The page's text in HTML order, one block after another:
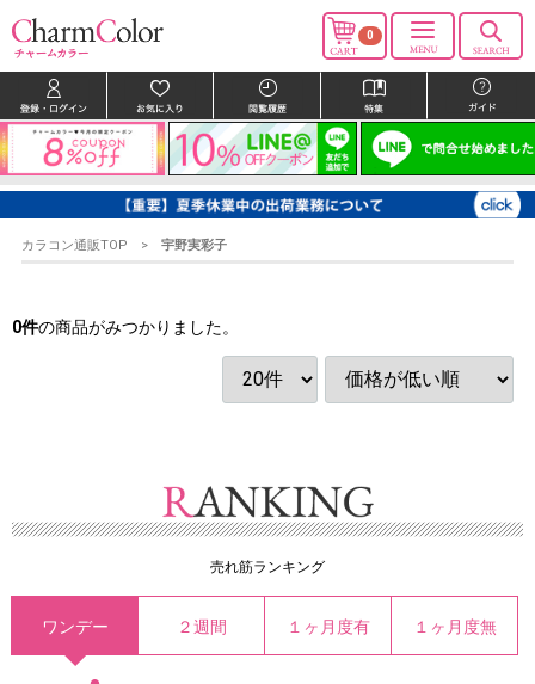
0
カラコン通販TOP 宇野実彩子
0件の商品がみつかりました。
売れ筋ランキング
ワンデー ２週間 １ヶ月度有 １ヶ月度無